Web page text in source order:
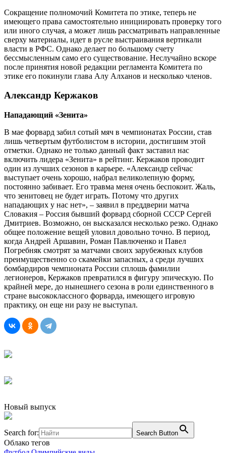
Сокращение полномочий Комитета по этике, теперь не
имеющего права самостоятельно инициировать проверку того
или иного случая, а может лишь рассматривать направленные
сверху материалы, идет в русле выстраивания вертикали
власти в РФС. Однако делает по большому счету
бессмысленным само его существование. Неслучайно вскоре
после принятия новой редакции регламента Комитета по
этике его покинули глава Алу Алханов и несколько членов.
Александр Кержаков
Нападающий «Зенита»
В мае форвард забил сотый мяч в чемпионатах России, став
лишь четвертым футболистом в истории, достигшим этой
отметки. Однако не только данный факт заставил нас
включить лидера «Зенита» в рейтинг. Кержаков проводит
один из лучших сезонов в карьере. «Александр сейчас
выступает очень хорошо, набрал великолепную форму,
постоянно забивает. Его травма меня очень беспокоит. Жаль,
что зенитовец не будет играть. Потому что других
нападающих у нас нет», – заявил в преддверии матча
Словакия – Россия бывший форвард сборной СССР Сергей
Дмитриев. Возможно, он высказался несколько резко. Однако
общее положение вещей уловил довольно точно. В период,
когда Андрей Аршавин, Роман Павлюченко и Павел
Погребняк смотрят за матчами своих зарубежных клубов
преимущественно со скамейки запасных, а среди лучших
бомбардиров чемпионата России сплошь фамилии
легионеров, Кержаков превратился в фигуру эпическую. По
крайней мере, до нынешнего сезона в роли единственного в
стране высококлассного форварда, имеющего игровую
практику, он еще ни разу не выступал.
Новый выпуск
Search for: Search Button
Облако тегов